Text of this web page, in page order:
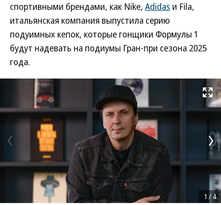
спортивными брендами, как Nike, Adidas и Fila,
итальянская компания выпустила серию
подуимных кепок, которые гонщики Формулы 1
будут надевать на подиумы Гран-при сезона 2025
года.
Развернуть
1 / 4